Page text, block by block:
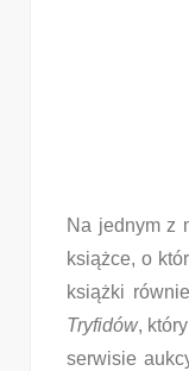
Na jednym z
książce, o
książki
Tryfidów,
serwisie